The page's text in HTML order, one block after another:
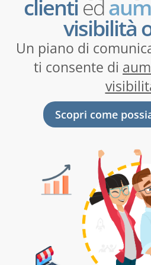
clientied
visibilità
Un piano di
ti consente di
Scopri come